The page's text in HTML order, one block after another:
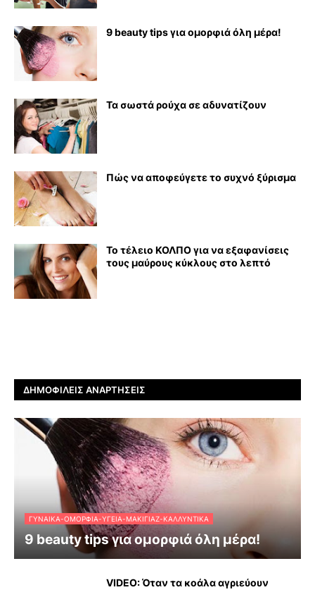
9 beauty tips για ομορφιά όλη μέρα!
Τα σωστά ρούχα σε αδυνατίζουν
Πώς να αποφεύγετε το συχνό ξύρισμα
Το τέλειο ΚΟΛΠΟ για να εξαφανίσεις
τους μαύρους κύκλους στο λεπτό
ΔΗΜΟΦΙΛΕΊΣ ΑΝΑΡΤΉΣΕΙΣ
ΓΥΝΑΊΚΑ-ΟΜΟΡΦΙΆ-ΥΓΕΊΑ-ΜΑΚΙΓΙΆΖ-ΚΑΛΛΥΝΤΙΚΆ
9 beauty tips για ομορφιά όλη μέρα!
VIDEO: Όταν τα κοάλα αγριεύουν